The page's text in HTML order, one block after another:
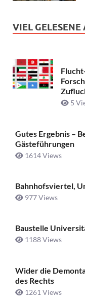
VIEL
5
Gutes Ergebnis –
Gästeführungen
1614 Views
Bahnhofsviertel,
977 Views
Baustelle
1188 Views
Wider die
des Rechts
1261 Views